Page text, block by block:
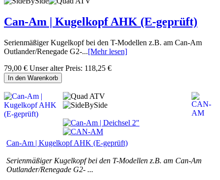
Can-Am | Kugelkopf AHK (E-geprüft)
Serienmäßiger Kugelkopf bei den T-Modellen z.B. am Can-Am
Outlander/Renegade G2-...[Mehr lesen]
79,00 € Unser alter Preis: 118,25 €
In den Warenkorb
Can-Am | Kugelkopf AHK (E-geprüft)
Serienmäßiger Kugelkopf bei den T-Modellen z.B. am Can-Am
Outlander/Renegade G2- ...